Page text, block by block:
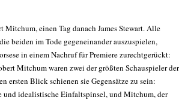
Mitchum, einen Tag danach James Stewart. Alle
beiden im Tode gegeneinander auszuspielen,
in einem Nachruf für Premiere zurechtgerückt:
Mitchum waren zwei der größten Schauspieler der
ersten Blick schienen sie Gegensätze zu sein:
und idealistische Einfaltspinsel, und Mitchum, der